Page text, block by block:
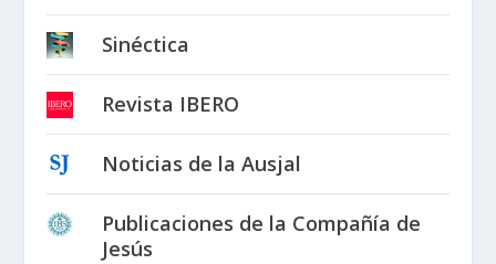
Sinéctica
Revista IBERO
Noticias de la Ausjal
Publicaciones de la Compañía de
Jesús